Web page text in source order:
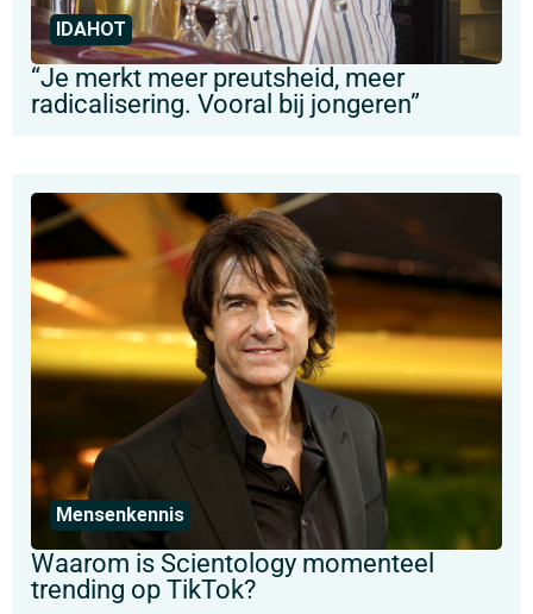
IDAHOT
“Je merkt meer preutsheid, meer
radicalisering. Vooral bij jongeren”
Mensenkennis
Waarom is Scientology momenteel
trending op TikTok?